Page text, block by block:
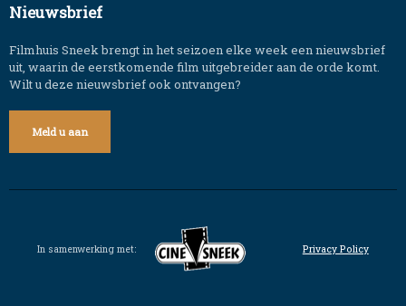
Nieuwsbrief
Filmhuis Sneek brengt in het seizoen elke week een nieuwsbrief
uit, waarin de eerstkomende film uitgebreider aan de orde komt.
Wilt u deze nieuwsbrief ook ontvangen?
Meld u aan
In samenwerking met: Privacy Policy